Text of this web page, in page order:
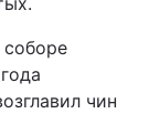
чин